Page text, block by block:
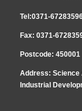
角）；3.报到时间：
yay_sky@163.com
城际轨道公司、中铁
掘进技术国家重点实
Tel:0371-
Fax: 0371-
Postcode: 450001
Address: Science
Industrial